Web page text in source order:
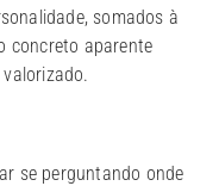
somados à
concreto aparente
se perguntando onde